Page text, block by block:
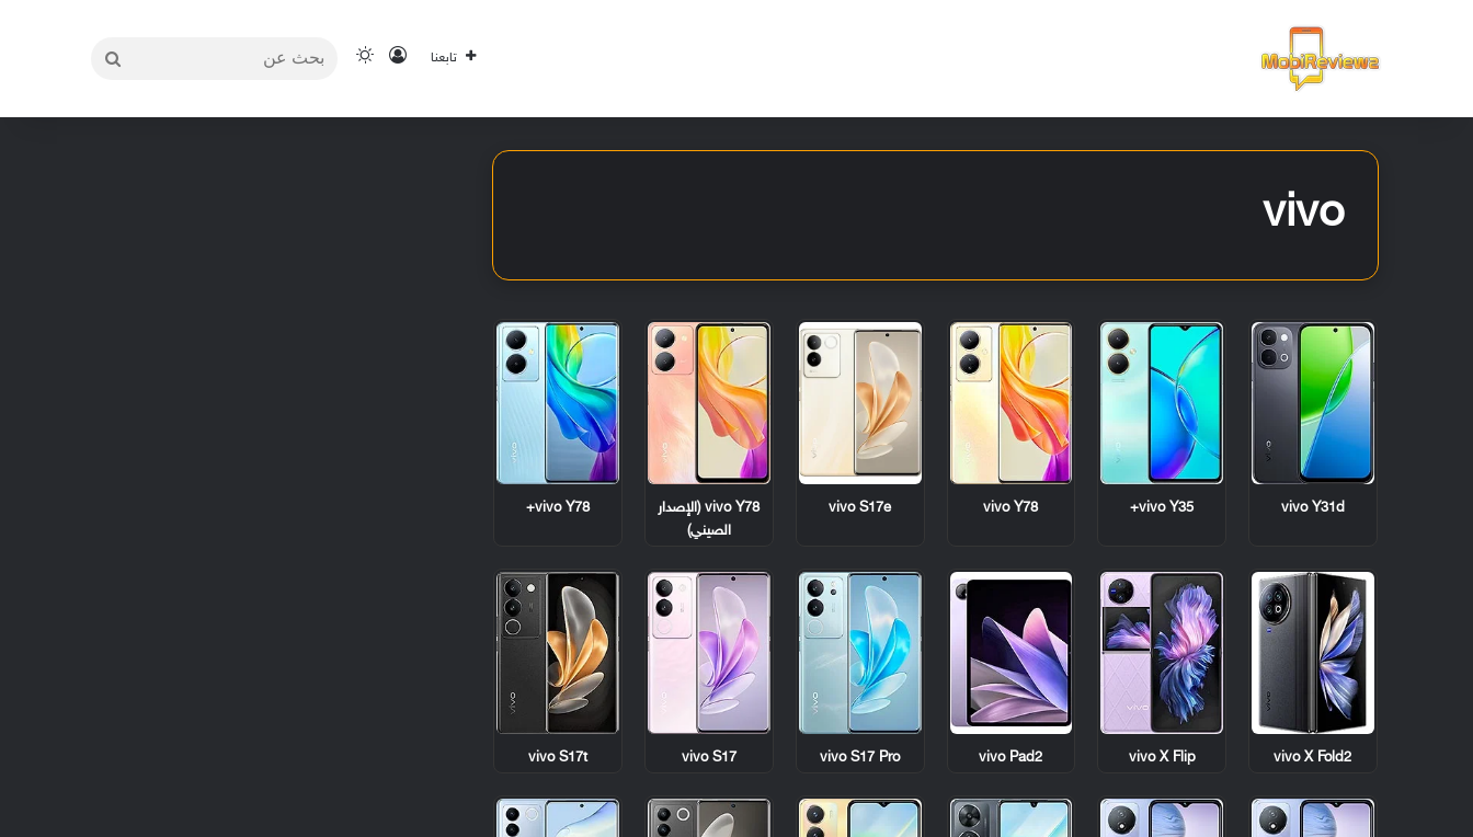
تابعنا تسجيل الدخول
الوضع المظلم
vivo
vivo Y31d
vivo Y35+
vivo Y78
vivo S17e
vivo Y78 (الإصدار
الصيني)
vivo Y78+
vivo X Fold2
vivo X Flip
vivo Pad2
vivo S17 Pro
vivo S17
vivo S17t